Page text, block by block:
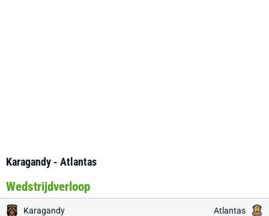
Karagandy - Atlantas
Wedstrijdverloop
Karagandy Atlantas